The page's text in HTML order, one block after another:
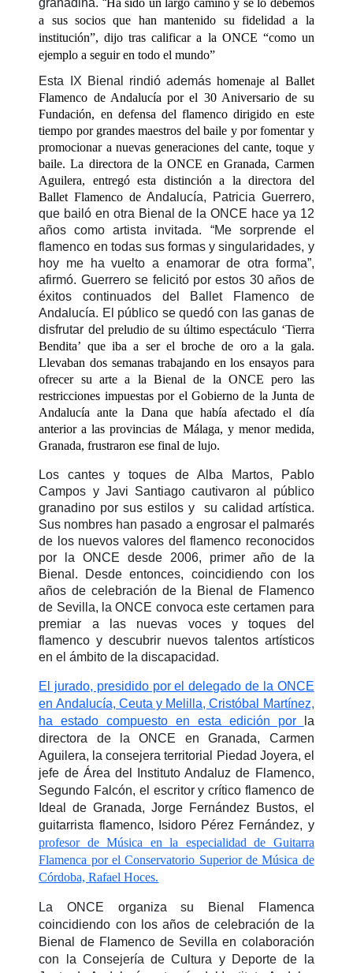
a sus socios que han mantenido su fidelidad a la
institución”, dijo tras calificar a la ONCE “como un
ejemplo a seguir en todo el mundo”
Esta IX Bienal rindió además homenaje al Ballet
Flamenco de Andalucía por el 30 Aniversario de su
Fundación, en defensa del flamenco dirigido en este
tiempo por grandes maestros del baile y por fomentar y
promocionar a nuevas generaciones del cante, toque y
baile. La directora de la ONCE en Granada, Carmen
Aguilera, entregó esta distinción a la directora del
Ballet Flamenco deAndalucía, Patricia Guerrero,
que bailó en otra Bienal de la ONCE hace ya 12
años como artista invitada. “Me sorprende el
flamenco en todas sus formas y singularidades, y
hoy me ha vuelto a enamorar de otra forma”,
afirmó. Guerrero se felicitó por estos 30 años de
éxitos continuados del Ballet Flamenco de
Andalucía. El público se quedó con las ganas de
disfrutar del preludio de su último espectáculo ‘Tierra
Bendita’ que iba a ser el broche de oro a la gala.
Llevaban dos semanas trabajando en los ensayos para
ofrecer su arte a la Bienal de la ONCE pero las
restricciones impuestas por el Gobierno de la Junta de
Andalucía ante la Dana que había afectado el día
anterior a las provincias de Málaga, y menor medida,
Granada, frustraron ese final de lujo.
Los cantes y toques de Alba Martos, Pablo
Campos y Javi Santiago cautivaron al público
granadino por sus estilos y su calidad artística.
Sus nombres han pasado a engrosar el palmarés
de los nuevos valores del flamenco reconocidos
por la ONCE desde 2006, primer año de la
Bienal. Desde entonces, coincidiendo con los
años de celebración de la Bienal de Flamenco
de Sevilla, la ONCE convoca este certamen para
premiar a las nuevas voces y toques del
flamenco y descubrir nuevos talentos artísticos
en el ámbito de la discapacidad.
El jurado, presidido por el delegado de la ONCE
en Andalucía, Ceuta y Melilla, Cristóbal Martínez,
ha estado compuesto en esta edición por
la
directora de la ONCE en Granada, Carmen
Aguilera, la consejera territorial Piedad Joyera, el
jefe de Área del Instituto Andaluz de Flamenco,
Segundo Falcón, el escritor y crítico flamenco de
Ideal de Granada, Jorge Fernández Bustos, el
guitarrista flamenco, Isidoro Pérez Fernández, y
profesor de Música en la especialidad de Guitarra
Flamenca por el Conservatorio Superior de Música de
Córdoba, Rafael Hoces.
La ONCE organiza su Bienal Flamenca
coincidiendo con los años de celebración de la
Bienal de Flamenco de Sevilla en colaboración
con la Consejería de Cultura y Deporte de la